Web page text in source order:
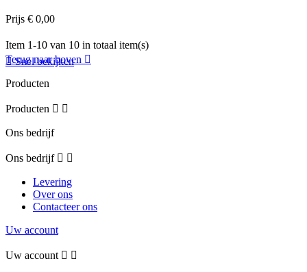
Prijs € 0,00
Snel bekijken
Item 1-10 van 10 in totaal item(s)
Terug naar boven 
Producten
Producten  
Ons bedrijf
Ons bedrijf  
Levering
Over ons
Contacteer ons
Uw account
Uw account  